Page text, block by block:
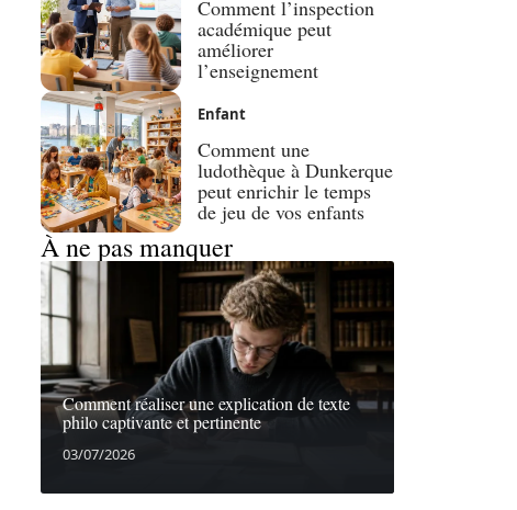
Comment l’inspection
académique peut
améliorer
l’enseignement
Enfant
Comment une
ludothèque à Dunkerque
peut enrichir le temps
de jeu de vos enfants
À ne pas manquer
Comment réaliser une explication de texte
philo captivante et pertinente
03/07/2026